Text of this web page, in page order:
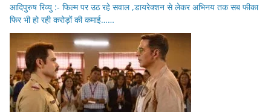
आदिपुरुष रिव्यु :- फिल्म पर उठ रहे सवाल ,डायरेक्शन से लेकर अभिनय तक सब फीका
फिर भी हो रही करोड़ों की कमाई……